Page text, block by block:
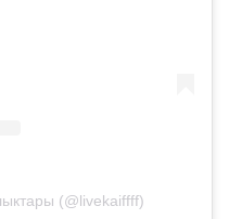
(@livekaiffff)